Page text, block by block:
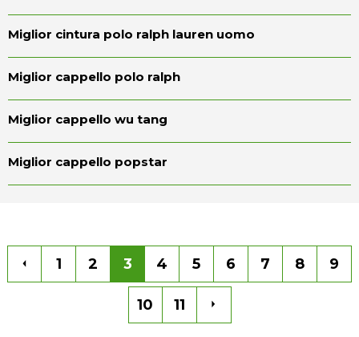
Miglior cintura polo ralph lauren uomo
Miglior cappello polo ralph
Miglior cappello wu tang
Miglior cappello popstar
1 2 3 4 5 6 7 8 9
10 11